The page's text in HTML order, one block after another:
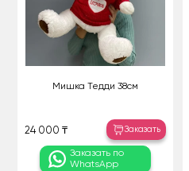
Мишка Тедди 38см
24 000 ₸ Заказать
Заказать по
WhatsApp